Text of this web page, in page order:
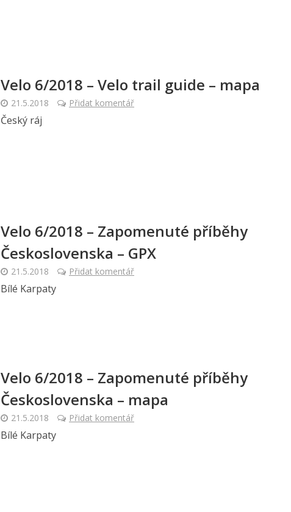
Velo 6/2018 – Velo trail guide – mapa
21.5.2018 Přidat komentář
Český ráj
Velo 6/2018 – Zapomenuté příběhy
Československa – GPX
21.5.2018 Přidat komentář
Bílé Karpaty
Velo 6/2018 – Zapomenuté příběhy
Československa – mapa
21.5.2018 Přidat komentář
Bílé Karpaty